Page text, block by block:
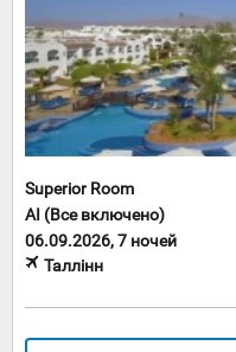
Superior Room
AI (Все включено)
06.09.2026, 7 ночей
Таллінн